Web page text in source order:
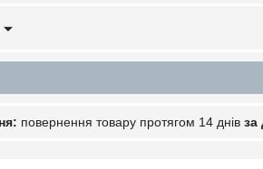
повернення товару протягом 14 днів за